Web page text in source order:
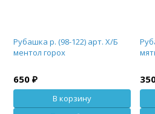
Рубашка р. (98-122) арт. Х/Б
ментол горох
650 ₽
В корзину